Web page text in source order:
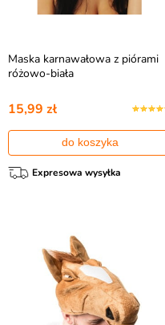
Maska karnawałowa z piórami
różowo-biała
15,99 zł
do koszyka
Expresowa wysyłka